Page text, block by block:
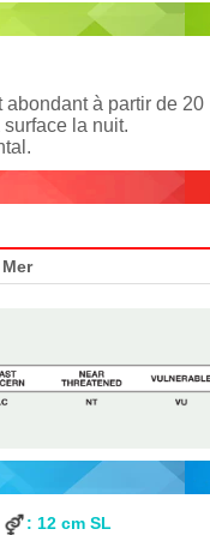
à partir de
la nuit.
Mer
: 12 cm SL